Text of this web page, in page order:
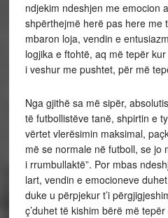
ndjekim ndeshjen me emocion
shpërthejmë herë pas here me
mbaron loja, vendin e
logjika e ftohtë, aq më tepër
i veshur me pushtet, për më
Nga gjithë sa më sipër,
të futbollistëve tanë, shpirtin e
vërtet vlerësimin maksimal,
më se normale në futboll, se jo
i rrumbullaktë”. Por mbas
lart, vendin e emocioneve
duke u përpjekur t’i
ç’duhet të kishim bërë më